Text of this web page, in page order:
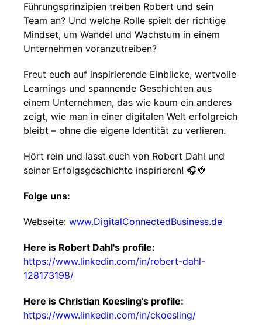
Führungsprinzipien treiben Robert und sein
Team an? Und welche Rolle spielt der richtige
Mindset, um Wandel und Wachstum in einem
Unternehmen voranzutreiben?
Freut euch auf inspirierende Einblicke, wertvolle
Learnings und spannende Geschichten aus
einem Unternehmen, das wie kaum ein anderes
zeigt, wie man in einer digitalen Welt erfolgreich
bleibt – ohne die eigene Identität zu verlieren.
Hört rein und lasst euch von Robert Dahl und
seiner Erfolgsgeschichte inspirieren! 🎧🍓
Folge uns:
Webseite: www.DigitalConnectedBusiness.de
Here is Robert Dahl's profile:
https://www.linkedin.com/in/robert-dahl-
128173198/
Here is Christian Koesling’s profile:
https://www.linkedin.com/in/ckoesling/